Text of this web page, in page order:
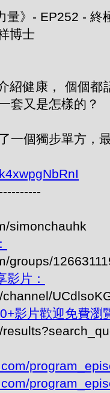
量》- EP252 - 終
博士
紹健康， 個個
套又是怎樣的？
一個獨步單方，
simonchauhk
groups/
片：
影片歡迎免費瀏